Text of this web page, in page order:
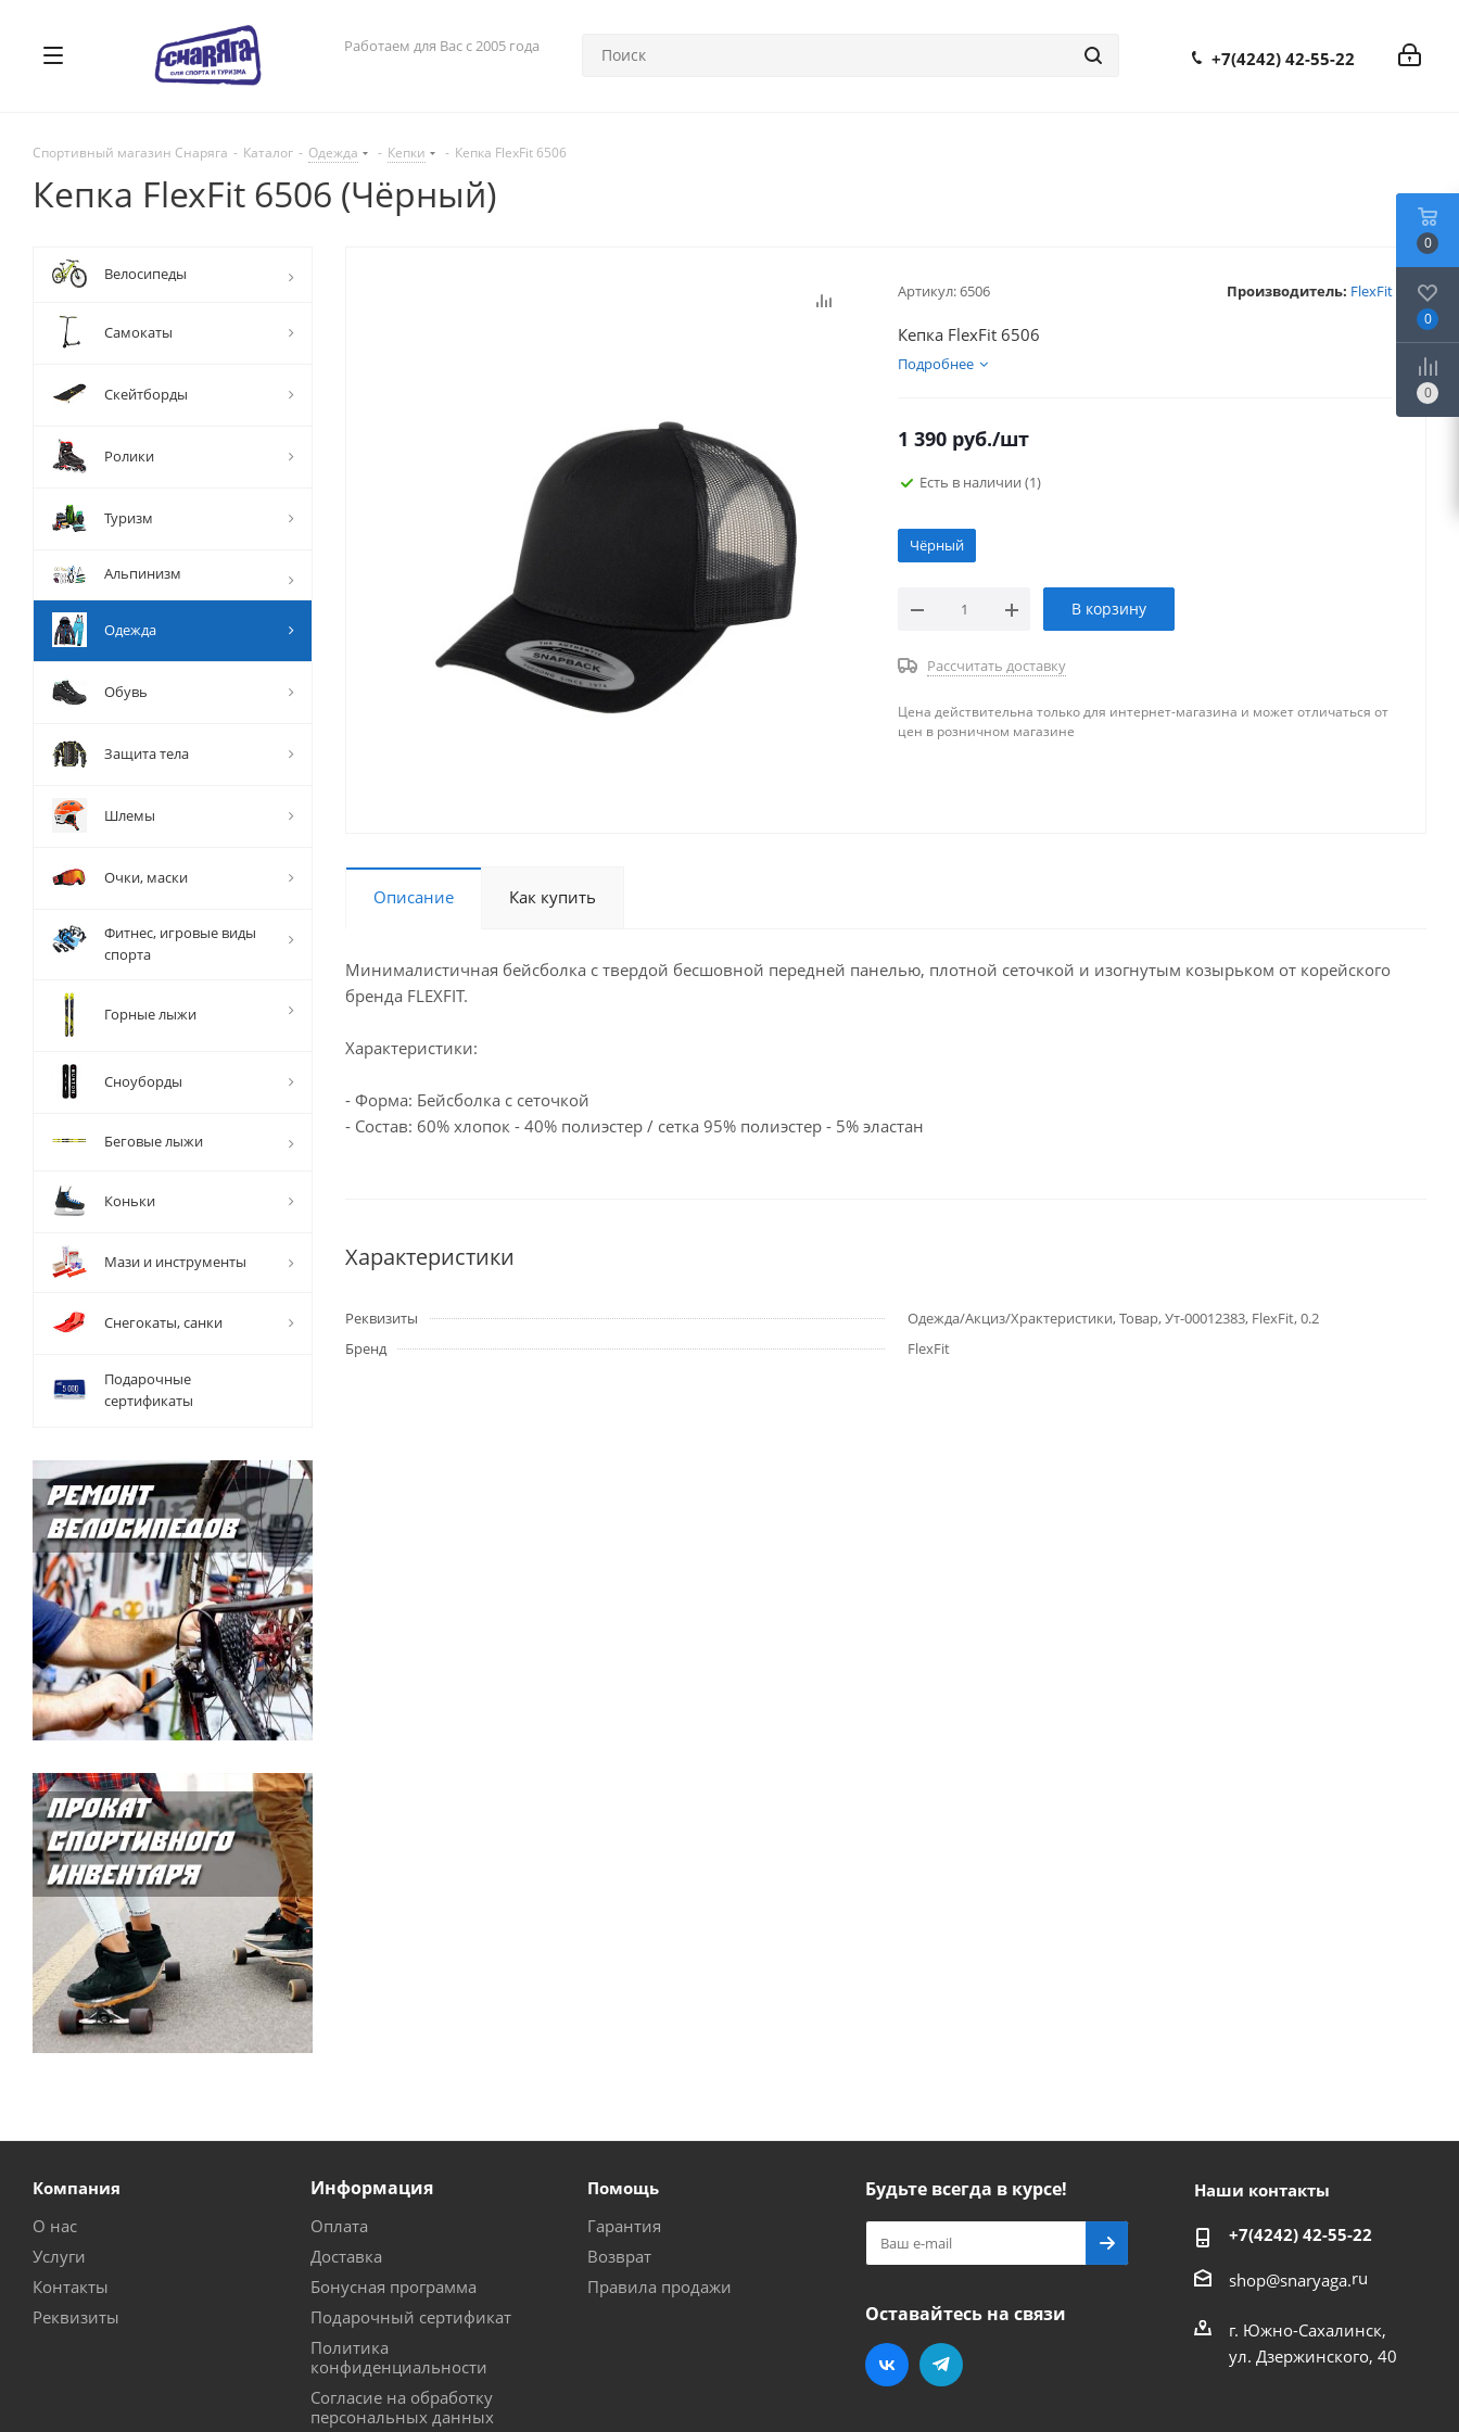
Работаем для Вас с 2005 года
+7(4242) 42-55-22
Спортивный магазин Снаряга - Каталог - Одежда - Кепки - Кепка FlexFit 6506
Кепка FlexFit 6506 (Чёрный)
Артикул:6506 Производитель: FlexFit
Кепка FlexFit 6506
Подробнее
1 390 руб./шт
Есть в наличии (1)
Чёрный
В корзину
Рассчитать доставку
Цена действительна только для интернет-магазина и может отличаться от
цен в розничном магазине
Описание Как купить
Минималистичная бейсболка с твердой бесшовной передней панелью, плотной сеточкой и изогнутым козырьком от корейского
бренда FLEXFIT.
Характеристики:
- Форма: Бейсболка с сеточкой
- Состав: 60% хлопок - 40% полиэстер / ceтка 95% полиэстер - 5% эластан
Характеристики
Реквизиты
Одежда/Акциз/Храктеристики, Товар, Ут-00012383, FlexFit, 0.2
Бренд
FlexFit
Велосипеды
Самокаты
Скейтборды
Ролики
Туризм
Альпинизм
Одежда
Обувь
Защита тела
Шлемы
Очки, маски
Фитнес, игровые виды
спорта
Горные лыжи
Сноуборды
Беговые лыжи
Коньки
Мази и инструменты
Снегокаты, санки
Подарочные
сертификаты
Компания
О нас
Услуги
Контакты
Реквизиты
Информация
Оплата
Доставка
Бонусная программа
Подарочный сертификат
Политика
конфиденциальности
Согласие на обработку
персональных данных
Помощь
Гарантия
Возврат
Правила продажи
Будьте всегда в курсе!
Оставайтесь на связи
Наши контакты
+7(4242) 42-55-22
shop@snaryaga.ru
г. Южно-Сахалинск,
ул. Дзержинского, 40
0
0
0